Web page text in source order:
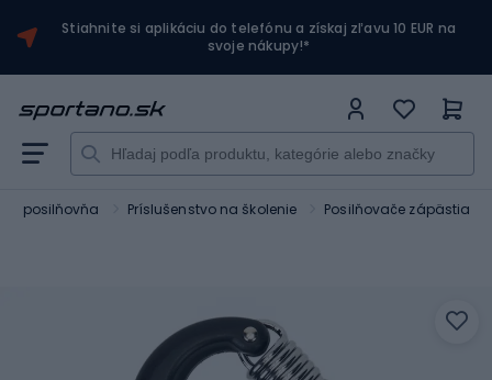
Stiahnite si aplikáciu do telefónu a získaj zľavu 10 EUR na
svoje nákupy!*
a posilňovňa Príslušenstvo na školenie Posilňovače zápästia